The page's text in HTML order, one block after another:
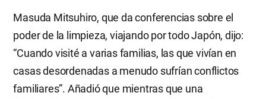
Masuda Mitsuhiro, que da conferencias sobre el
poder de la limpieza, viajando por todo Japón, dijo:
“Cuando visité a varias familias, las que vivían en
casas desordenadas a menudo sufrían conflictos
familiares”. Añadió que mientras que una